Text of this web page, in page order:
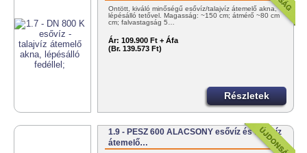
Öntött, kiváló minőségű esővíz/talajvíz átemelő akna,
lépésálló tetővel. Magasság: ~150 cm; átmérő ~80 cm
cm; falvastagság 5…
Ár: 109.900 Ft + Áfa
(Br. 139.573 Ft)
Részletek
1.9 - PESZ 600 ALACSONY esővíz és talajvíz
átemelő…